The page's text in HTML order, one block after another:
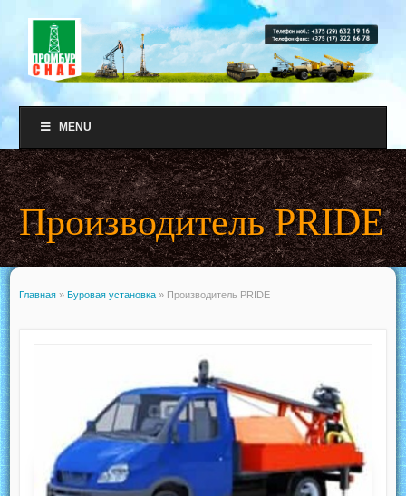
MENU
Производитель PRIDE
Главная » Буровая установка » Производитель PRIDE